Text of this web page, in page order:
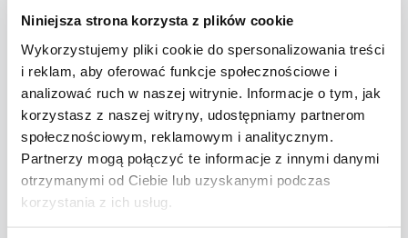
Niniejsza strona korzysta z plików cookie
Wykorzystujemy pliki cookie do spersonalizowania treści
i reklam, aby oferować funkcje społecznościowe i
analizować ruch w naszej witrynie. Informacje o tym, jak
korzystasz z naszej witryny, udostępniamy partnerom
społecznościowym, reklamowym i analitycznym.
Partnerzy mogą połączyć te informacje z innymi danymi
otrzymanymi od Ciebie lub uzyskanymi podczas
korzystania z ich usług.
sp. z o.o.:
wszczęte zostało postępowanie karne o popełnienie
przestępstwa określonego w rozdziale XIX i XXV
Kodeksu karnego oraz w ustawie o przeciwdziałaniu
narkomanii – taki członek personelu zostaje
niezwłocznie odsunięty od realizacji świadczeń
medycznych względem małoletnich na czas trwania